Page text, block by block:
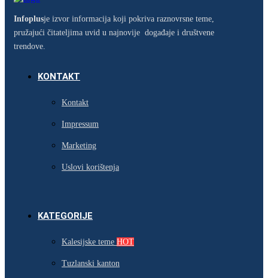
Infoplusje izvor informacija koji pokriva raznovrsne teme,
pružajući čitateljima uvid u najnovije događaje i društvene
trendove.
KONTAKT
Kontakt
Impressum
Marketing
Uslovi korištenja
KATEGORIJE
Kalesijske teme HOT
Tuzlanski kanton